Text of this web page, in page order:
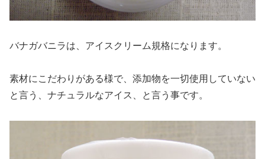
バナガバニラは、アイスクリーム規格になります。
素材にこだわりがある様で、添加物を一切使用していない
と言う、ナチュラルなアイス、と言う事です。